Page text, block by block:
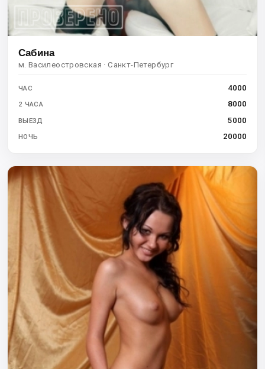
Сабина
м. Василеостровская · Санкт-Петербург
ЧАС 4000
2 ЧАСА 8000
ВЫЕЗД 5000
НОЧЬ 20000